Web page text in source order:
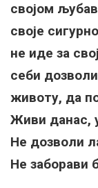
својом
своје
не иде за
себи
животу, да
Живи данас,
Не дозволи
Не заборави